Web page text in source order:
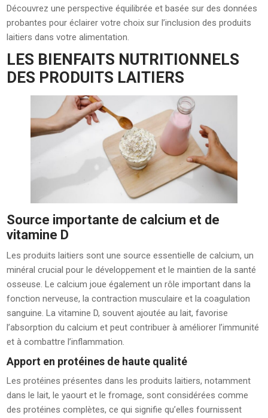
Découvrez une perspective équilibrée et basée sur des données
probantes pour éclairer votre choix sur l’inclusion des produits
laitiers dans votre alimentation.
LES BIENFAITS NUTRITIONNELS
DES PRODUITS LAITIERS
Source importante de calcium et de
vitamine D
Les produits laitiers sont une source essentielle de calcium, un
minéral crucial pour le développement et le maintien de la santé
osseuse. Le calcium joue également un rôle important dans la
fonction nerveuse, la contraction musculaire et la coagulation
sanguine. La vitamine D, souvent ajoutée au lait, favorise
l’absorption du calcium et peut contribuer à améliorer l’immunité
et à combattre l’inflammation.
Apport en protéines de haute qualité
Les protéines présentes dans les produits laitiers, notamment
dans le lait, le yaourt et le fromage, sont considérées comme
des protéines complètes, ce qui signifie qu’elles fournissent